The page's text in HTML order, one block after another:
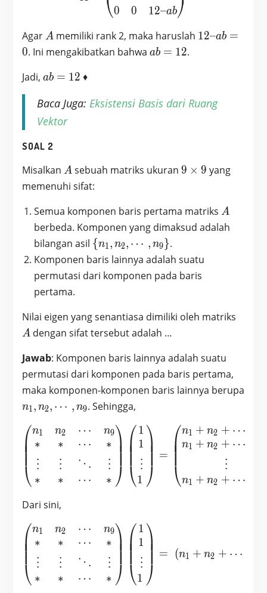
⎝0
0
12–ab⎠
Agar A
Amemiliki rank 2, maka haruslah 12
12–ab =
0. Ini mengakibatkan bahwa ab
ab = 12.
Jadi, ab
12
ab = 12 ♦
Baca Juga: Eksistensi Basis dari Ruang
Vektor
SOAL 2
Misalkan A
Asebuah matriks ukuran 9
9 × 9 yang
memenuhi sifat:
Semua komponen baris pertama matriks A
A
berbeda. Komponen yang dimaksud adalah
bilangan asil \{n_1
,n_2,
\cdots
,n_9\}
{n1, n2, ⋯ , n9}.
Komponen baris lainnya adalah suatu
permutasi dari komponen pada baris
pertama.
Nilai eigen yang senantiasa dimiliki oleh matriks
Adengan sifat tersebut adalah …
Jawab: Komponen baris lainnya adalah suatu
permutasi dari komponen pada baris pertama,
maka komponen-komponen baris lainnya berupa
n_1
\cdots
,n_9
n1, n2, ⋯ , n9. Sehingga,
\begin{pmatrix} n_1 &
⎝
⎜
⎜⎜⎜⎛n1
∗
⋮
∗
n2
∗
⋮
∗
⋯
⋯
⋱
⋯
n9
∗
⋮
∗ ⎠⎟⎟⎟
⎟
⎞
⎝
⎜
⎜⎜⎜⎛1
1
⋮
1 ⎠⎟⎟⎟
⎟
⎞
=
⎝
⎜
⎜⎜⎜⎛n1 + n2 + ⋯
n1 + n2 + ⋯
⋮
n1 + n2 + ⋯
Dari sini,
\begin{pmatrix} n_1 &
⎝
⎜
⎜⎜⎜⎛n1
∗
⋮
∗
n2
∗
⋮
∗
⋯
⋯
⋱
⋯
n9
∗
⋮
∗ ⎠⎟⎟⎟
⎟
⎞
⎝
⎜
⎜⎜⎜⎛1
1
⋮
1 ⎠⎟⎟⎟
⎟
⎞
= (n1 + n2 + ⋯